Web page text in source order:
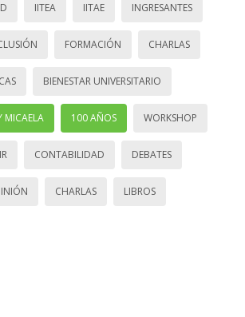
IITEA IITAE INGRESANTES
FORMACIÓN CHARLAS
BIENESTAR UNIVERSITARIO
MICAELA 100 AÑOS WORKSHOP
CONTABILIDAD DEBATES
CHARLAS LIBROS